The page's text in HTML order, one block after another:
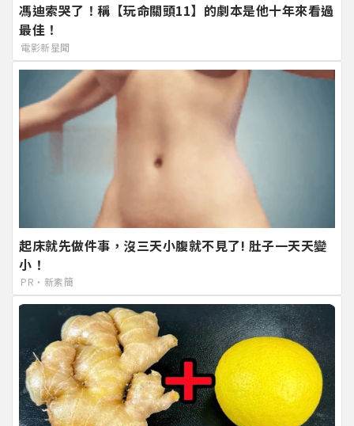
馮迪索哭了！稱【玩命關頭11】的劇本是他十年來看過
最佳！
電影新星聞
起床就先做件事，沒三天小腹就不見了! 肚子一天天變
小！
PR・新素簡